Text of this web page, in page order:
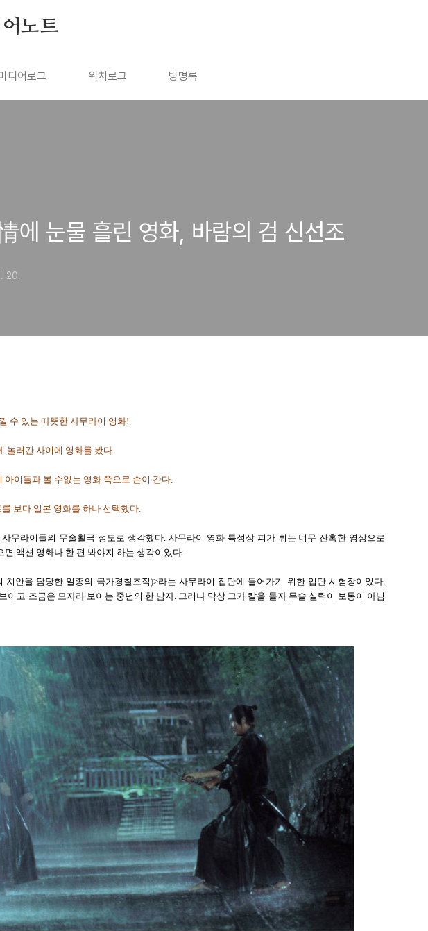
노트
디어로그 위치로그 방명록
에 눈물 흘린 영화, 바람의 검 신선조
20.
수 있는 따뜻한 사무라이 영화!
놀러간 사이에 영화를 봤다.
아이들과 볼 수없는 영화 쪽으로 손이 간다.
를 보다 일본 영화를 하나 선택했다.
무라이들의 무술활극 정도로 생각했다. 사무라이 영화 특성상 피가 튀는 너무 잔혹한 영상으로
면 액션 영화나 한 편 봐야지 하는 생각이었다.
치안을 담당한 일종의 국가경찰조직)>라는 사무라이 집단에 들어가기 위한 입단 시험장이었다.
이고 조금은 모자라 보이는 중년의 한 남자. 그러나 막상 그가 칼을 들자 무술 실력이 보통이 아님